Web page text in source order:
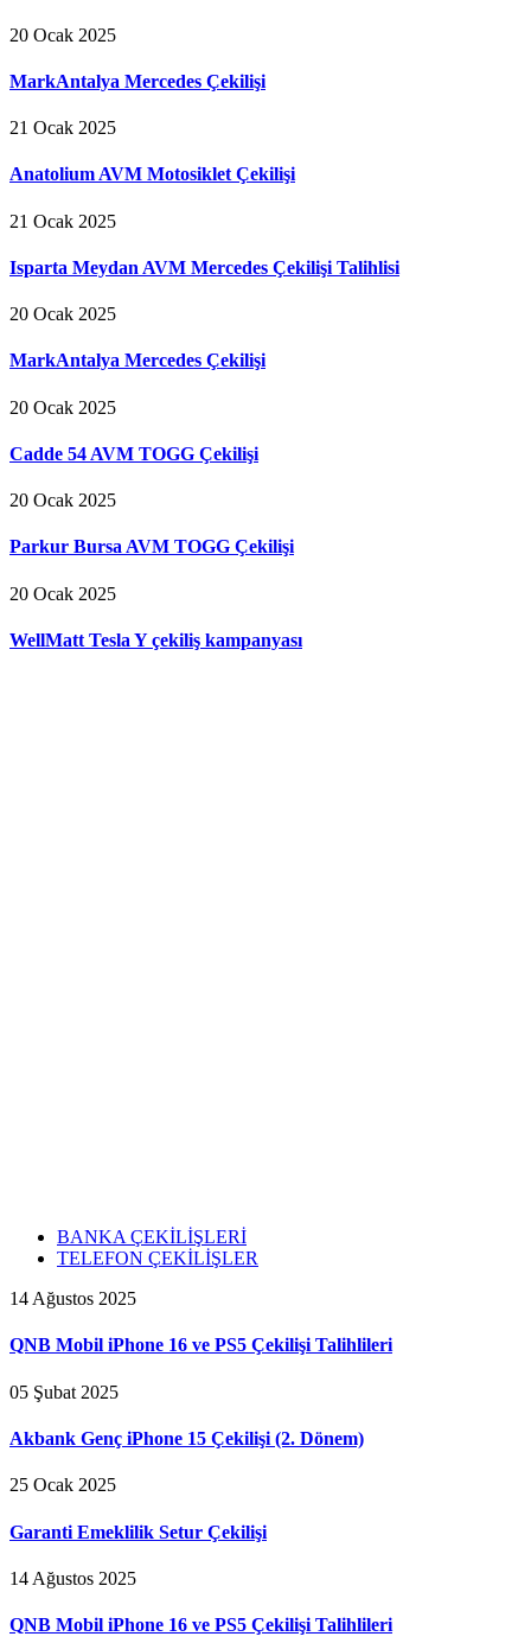
20 Ocak 2025
MarkAntalya Mercedes Çekilişi
21 Ocak 2025
Anatolium AVM Motosiklet Çekilişi
21 Ocak 2025
Isparta Meydan AVM Mercedes Çekilişi Talihlisi
20 Ocak 2025
MarkAntalya Mercedes Çekilişi
20 Ocak 2025
Cadde 54 AVM TOGG Çekilişi
20 Ocak 2025
Parkur Bursa AVM TOGG Çekilişi
20 Ocak 2025
WellMatt Tesla Y çekiliş kampanyası
BANKA ÇEKİLİŞLERİ
TELEFON ÇEKİLİŞLER
14 Ağustos 2025
QNB Mobil iPhone 16 ve PS5 Çekilişi Talihlileri
05 Şubat 2025
Akbank Genç iPhone 15 Çekilişi (2. Dönem)
25 Ocak 2025
Garanti Emeklilik Setur Çekilişi
14 Ağustos 2025
QNB Mobil iPhone 16 ve PS5 Çekilişi Talihlileri